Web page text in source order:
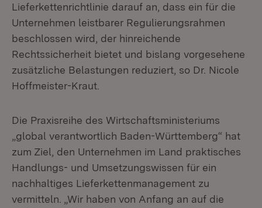
Lieferkettenrichtlinie darauf an, dass ein für die
Unternehmen leistbarer Regulierungsrahmen
beschlossen wird, der hinreichende
Rechtssicherheit bietet und bislang vorgesehene
zusätzliche Belastungen reduziert, so Dr. Nicole
Hoffmeister-Kraut.
Die Praxisreihe des Wirtschaftsministeriums
„global verantwortlich Baden-Württemberg“ hat
zum Ziel, den Unternehmen im Land praktisches
Handlungs- und Umsetzungswissen für ein
nachhaltiges Lieferkettenmanagement zu
vermitteln. „Wir haben von Anfang an auf die